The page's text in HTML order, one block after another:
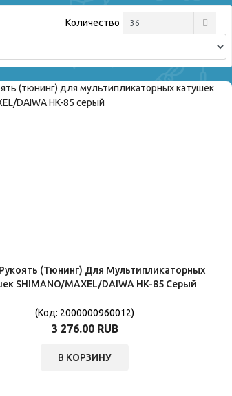
Количество
(тюнинг) Для Мультипликаторных
SHIMANO/MAXEL/DAIWA HK-85 Серый
(Код: 2000000960012)
3 276.00 RUB
В КОРЗИНУ